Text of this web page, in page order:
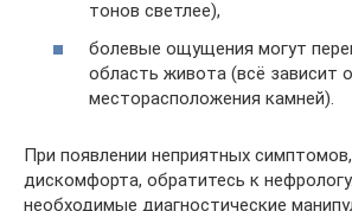
тонов светлее),
болевые ощущения могут
область живота (всё зависит
месторасположения камней).
При появлении неприятных
дискомфорта, обратитесь к
необходимые диагностические